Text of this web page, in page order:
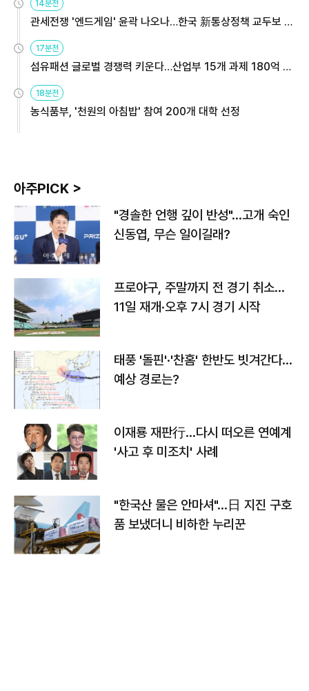
14분전
관세전쟁 '엔드게임' 윤곽 나오나…한국 新통상정책 교두보 활
17분전
섬유패션 글로벌 경쟁력 키운다…산업부 15개 과제 180억 지
18분전
농식품부, '천원의 아침밥' 참여 200개 대학 선정
아주PICK >
"경솔한 언행 깊이 반성"…고개 숙인
신동엽, 무슨 일이길래?
프로야구, 주말까지 전 경기 취소…
11일 재개·오후 7시 경기 시작
태풍 '돌핀'·'찬홈' 한반도 빗겨간다…
예상 경로는?
이재룡 재판行…다시 떠오른 연예계
'사고 후 미조치' 사례
"한국산 물은 안마셔"…日 지진 구호
품 보냈더니 비하한 누리꾼